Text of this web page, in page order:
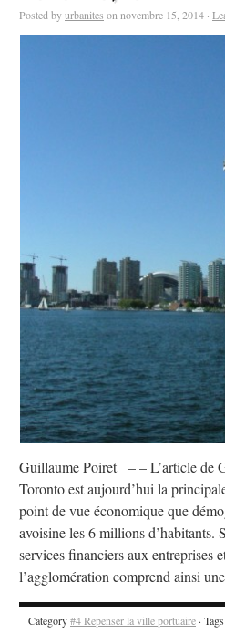
Posted byurbanites on novembre 15, 2014 ·
Guillaume Poiret – – L’article de
Toronto est aujourd’hui la
point de vue économique que
avoisine les 6 millions d’habitants.
services financiers aux entreprises
l’agglomération comprend ainsi
Category#4 Repenser la ville portuaire · Tags